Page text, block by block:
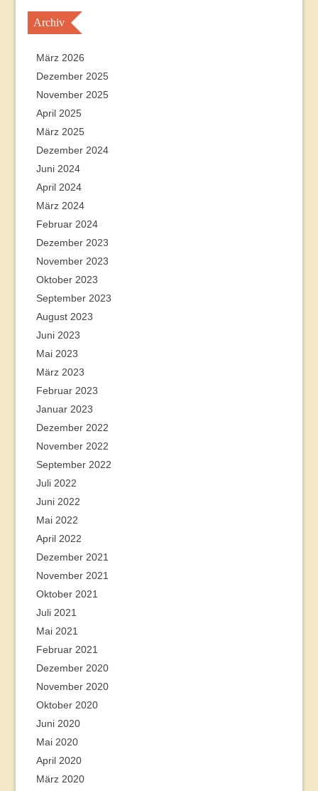
Archiv
März 2026
Dezember 2025
November 2025
April 2025
März 2025
Dezember 2024
Juni 2024
April 2024
März 2024
Februar 2024
Dezember 2023
November 2023
Oktober 2023
September 2023
August 2023
Juni 2023
Mai 2023
März 2023
Februar 2023
Januar 2023
Dezember 2022
November 2022
September 2022
Juli 2022
Juni 2022
Mai 2022
April 2022
Dezember 2021
November 2021
Oktober 2021
Juli 2021
Mai 2021
Februar 2021
Dezember 2020
November 2020
Oktober 2020
Juni 2020
Mai 2020
April 2020
März 2020